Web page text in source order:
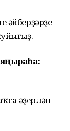
әйберҙәрҙе
әҙерләп